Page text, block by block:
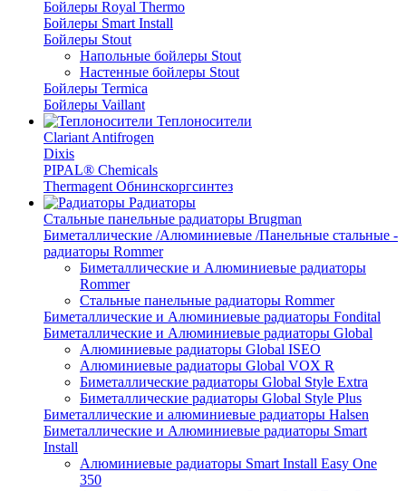
Бойлеры Royal Thermo
Бойлеры Smart Install
Бойлеры Stout
Напольные бойлеры Stout
Настенные бойлеры Stout
Бойлеры Termica
Бойлеры Vaillant
Теплоносители
Clariant Antifrogen
Dixis
PIPAL® Chemicals
Thermagent Обнинскоргсинтез
Радиаторы
Стальные панельные радиаторы Brugman
Биметаллические /Алюминиевые /Панельные стальные -
радиаторы Rommer
Биметаллические и Алюминиевые радиаторы
Rommer
Стальные панельные радиаторы Rommer
Биметаллические и Алюминиевые радиаторы Fondital
Биметаллические и Алюминиевые радиаторы Global
Алюминиевые радиаторы Global ISEO
Алюминиевые радиаторы Global VOX R
Биметаллические радиаторы Global Style Extra
Биметаллические радиаторы Global Style Plus
Биметаллические и алюминиевые радиаторы Halsen
Биметаллические и Алюминиевые радиаторы Smart
Install
Алюминиевые радиаторы Smart Install Easy One
350